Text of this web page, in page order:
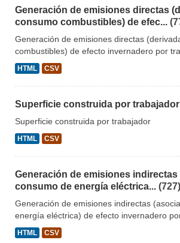
Generación de emisiones directas
consumo combustibles) de efec...
Generación de emisiones directas
combustibles) de efecto invernadero por
HTML CSV
Superficie construida por trabajador
Superficie construida por trabajador
HTML CSV
Generación de emisiones indirectas
consumo de energía eléctrica... (727)
Generación de emisiones indirectas
energía eléctrica) de efecto invernadero
HTML CSV